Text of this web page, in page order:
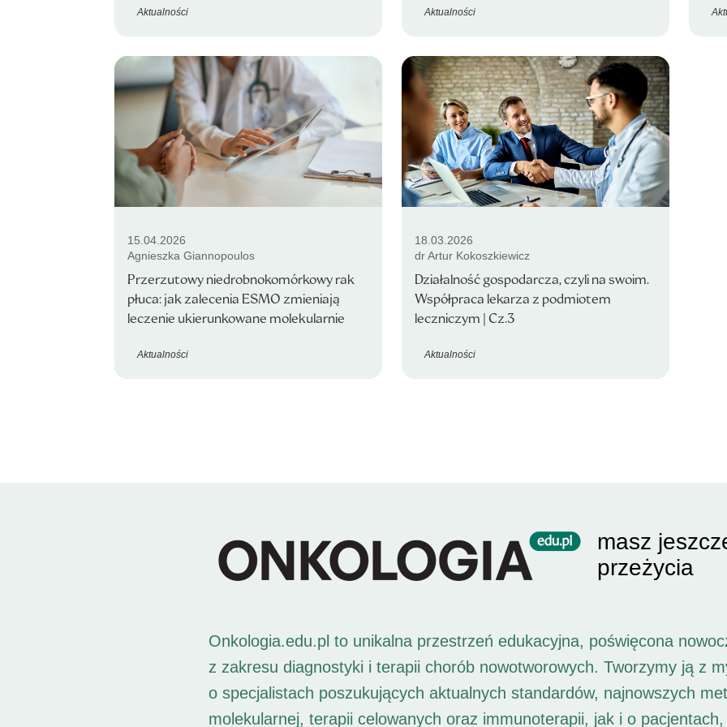
Aktualności Aktualności
15.04.2026
Agnieszka Giannopoulos
Przerzutowy niedrobnokomórkowy rak
płuca: jak zalecenia ESMO zmieniają
leczenie ukierunkowane molekularnie
Aktualności
18.03.2026
dr Artur Kokoszkiewicz
Działalność gospodarcza, czyli na swoim.
Współpraca lekarza z podmiotem
leczniczym | Cz.3
Aktualności
masz
przeżycia
Onkologia.edu.pl to unikalna przestrzeń edukacyjna, poświęcona
z zakresu diagnostyki i terapii chorób nowotworowych. Tworzymy ją z
o specjalistach poszukujących aktualnych standardów, najnowszych
molekularnej, terapii celowanych oraz immunoterapii, jak i o